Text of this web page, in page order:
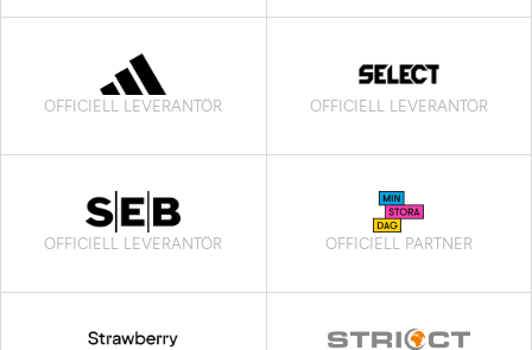
OFFICIELL LEVERANTÖR OFFICIELL LEVERANTÖR
OFFICIELL LEVERANTÖR OFFICIELL PARTNER